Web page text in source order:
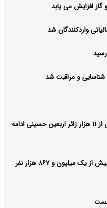
افزایش می یابد
واردکنندگان شد
خدمات رسانی هلال احمر خوزستان به بیش از ۱۱ هزار زائر اربعین حسینی ادامه
تردد زائران اربعین از مرزهای خوزستان به بیش از یک میلیون و ۸۶۷ هزار نفر